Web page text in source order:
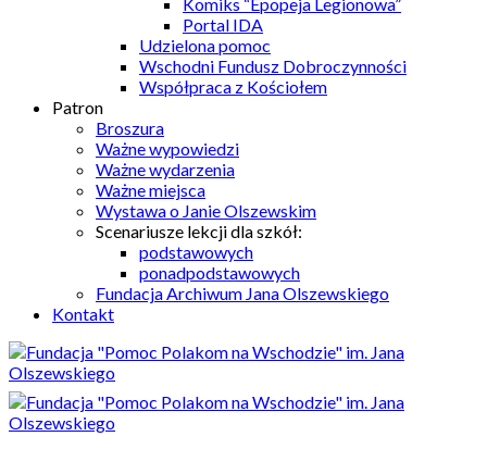
Portal IDA
Udzielona pomoc
Wschodni Fundusz Dobroczynności
Współpraca z Kościołem
Patron
Broszura
Ważne wypowiedzi
Ważne wydarzenia
Ważne miejsca
Wystawa o Janie Olszewskim
Scenariusze lekcji dla szkół:
podstawowych
ponadpodstawowych
Fundacja Archiwum Jana Olszewskiego
Kontakt